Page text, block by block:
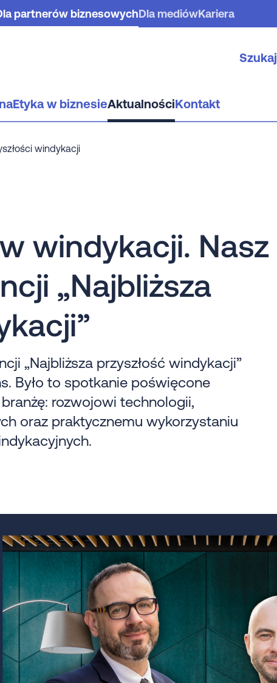
partnerów biznesowychDla mediówKariera
Szukaj
Etyka w biznesieAktualnościKontakt
windykacji
windykacji. Nasz
„Najbliższa
„Najbliższa przyszłość windykacji”
Było to spotkanie poświęcone
rozwojowi technologii,
oraz praktycznemu wykorzystaniu